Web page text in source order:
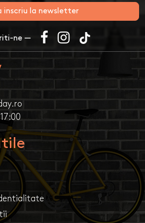
inscriu la newsletter
ne —